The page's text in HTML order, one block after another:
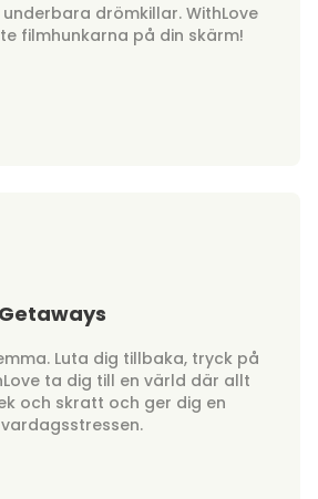
drömkillar. WithLove
filmhunkarna på din skärm!
Luta dig tillbaka, tryck på
ta dig till en värld där allt
och skratt och ger dig en